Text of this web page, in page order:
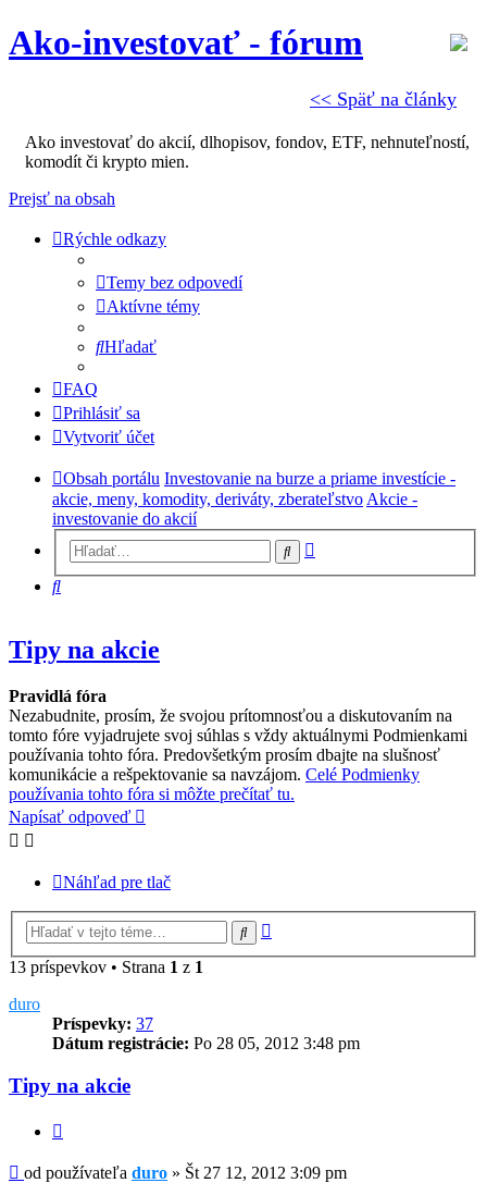
<< Späť na články
Ako-investovať - fórum
Ako investovať do akcií, dlhopisov, fondov, ETF, nehnuteľností,
komodít či krypto mien.
Prejsť na obsah
Rýchle odkazy
Temy bez odpovedí
Aktívne témy
Hľadať
FAQ
Prihlásiť sa
Vytvoriť účet
Obsah portálu Investovanie na burze a priame investície -
akcie, meny, komodity, deriváty, zberateľstvoAkcie -
investovanie do akcií
Hľadať
Hľadať
Tipy na akcie
Pravidlá fóra
Nezabudnite, prosím, že svojou prítomnosťou a diskutovaním na
tomto fóre vyjadrujete svoj súhlas s vždy aktuálnymi Podmienkami
používania tohto fóra. Predovšetkým prosím dbajte na slušnosť
komunikácie a rešpektovanie sa navzájom. Celé Podmienky
používania tohto fóra si môžte prečítať tu.
Napísať odpoveď
Náhľad pre tlač
Hľadať
13 príspevkov • Strana 1 z 1
duro
Príspevky: 37
Dátum registrácie: Po 28 05, 2012 3:48 pm
Tipy na akcie
Príspevok
od používateľa duro » Št 27 12, 2012 3:09 pm